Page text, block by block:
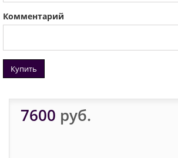
Комментарий
Купить
7600 руб.